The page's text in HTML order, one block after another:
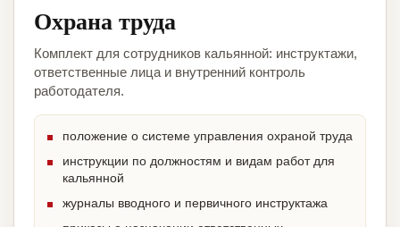
Охрана труда
Комплект для сотрудников кальянной: инструктажи,
ответственные лица и внутренний контроль
работодателя.
положение о системе управления охраной труда
инструкции по должностям и видам работ для
кальянной
журналы вводного и первичного инструктажа